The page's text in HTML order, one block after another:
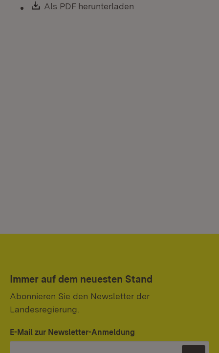
Download:
Als PDF herunterladen
Immer auf dem neuesten Stand
Abonnieren Sie den Newsletter der
Landesregierung.
E-Mail zur Newsletter-Anmeldung